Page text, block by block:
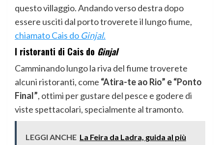
questo villaggio. Andando verso destra dopo
essere usciti dal porto troverete il lungo fiume,
chiamato Cais do Ginjal.
I ristoranti di Cais do Ginjal
Camminando lungo la riva del fiume troverete
alcuni ristoranti, come “Atira-te ao Rio” e “Ponto
Final”, ottimi per gustare del pesce e godere di
viste spettacolari, specialmente al tramonto.
LEGGI ANCHE La Feira da Ladra, guida al più